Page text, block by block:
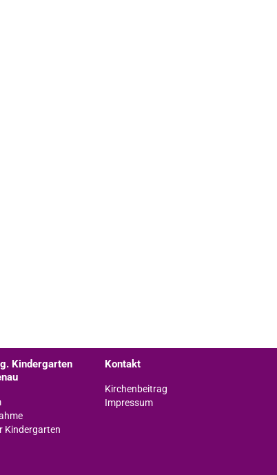
Kindergarten
Kindergarten
Kontakt
Kirchenbeitrag
Impressum